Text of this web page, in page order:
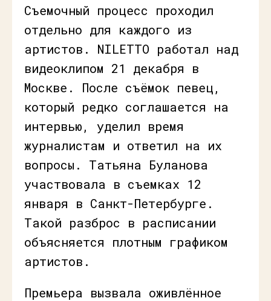
Съемочный процесс проходил
отдельно для каждого из
артистов. NILETTO работал над
видеоклипом 21 декабря в
Москве. После съёмок певец,
который редко соглашается на
интервью, уделил время
журналистам и ответил на их
вопросы. Татьяна Буланова
участвовала в съемках 12
января в Санкт-Петербурге.
Такой разброс в расписании
объясняется плотным графиком
артистов.
Премьера вызвала оживлённое